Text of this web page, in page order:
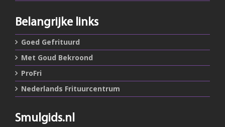
Belangrijke links
Goed Gefrituurd
Met Goud Bekroond
ProFri
Nederlands Frituurcentrum
Smulgids.nl